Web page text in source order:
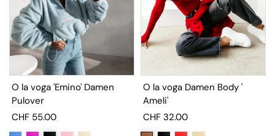
O la voga 'Emino' Damen
Pulover
CHF 55.00
O la voga Damen Body '
Ameli'
CHF 32.00